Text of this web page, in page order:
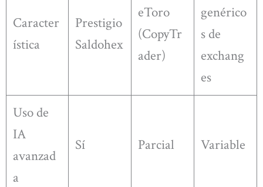
Caracter
ística
Prestigio
Saldohex
eToro
(CopyTr
ader)
genérico
s de
exchang
es
Uso de
IA
avanzad
a
Sí Parcial Variable